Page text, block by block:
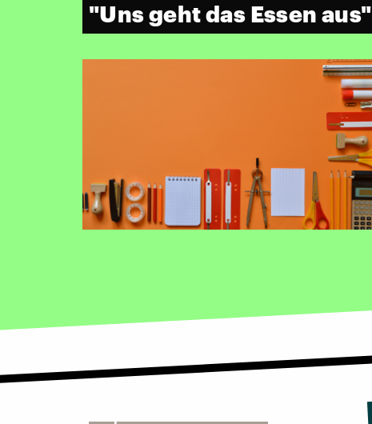
"Uns geht das Essen aus"